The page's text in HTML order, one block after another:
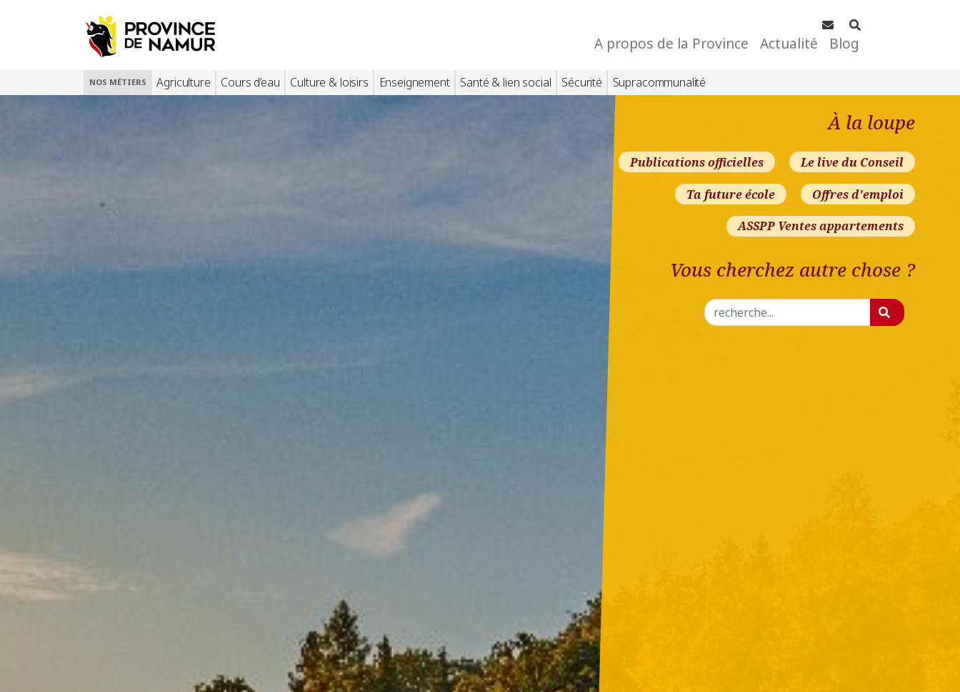
Contact
Rechercher
A propos de la Province Actualité Blog
NOS MÉTIERS Agriculture Cours d’eau Culture & loisirs Enseignement Santé & lien social Sécurité Supracommunalité
À la loupe
Publications officielles Le live du Conseil
Ta future école Offres d'emploi
ASSPP Ventes appartements
Vous cherchez autre chose ?
Rechercher